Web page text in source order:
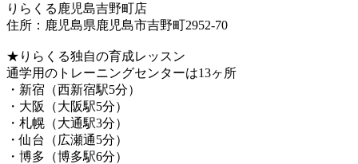
りらくる鹿児島吉野町店
住所：鹿児島県鹿児島市吉野町2952-70
★りらくる独自の育成レッスン
通学用のトレーニングセンターは13ヶ所
・新宿（西新宿駅5分）
・大阪（大阪駅5分）
・札幌（大通駅3分）
・仙台（広瀬通5分）
・博多（博多駅6分）